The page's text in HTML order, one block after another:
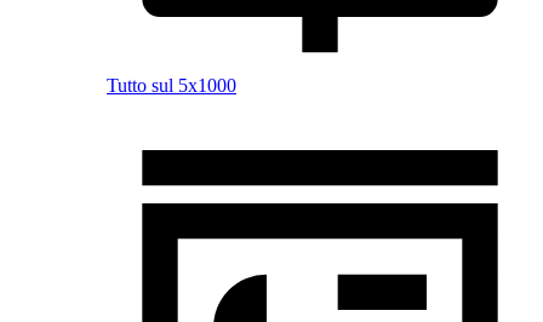
Tutto sul 5x1000